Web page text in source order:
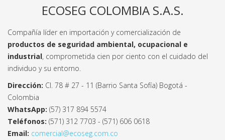
ECOSEG COLOMBIA S.A.S.
Compañía líder en importación y comercialización de
productos de seguridad ambiental, ocupacional e
industrial, comprometida cien por ciento con el cuidado del
individuo y su entorno.
Dirección: Cl. 78 # 27 - 11 (Barrio Santa Sofía) Bogotá -
Colombia
WhatsApp: (57) 317 894 5574
Teléfonos: (571) 312 7703 - (571) 606 0618
Email: comercial@ecoseg.com.co